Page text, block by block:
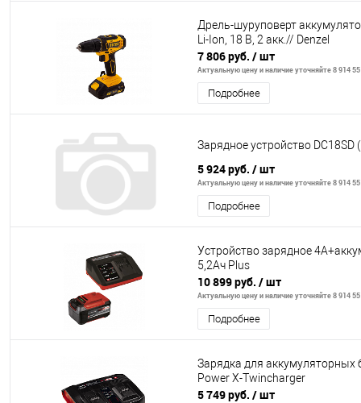
Дрель-шуруповерт
Li-Ion, 18 В, 2 акк.// Denzel
7 806 руб. / шт
Актуальную цену и наличие уточняйте 8 914
Подробнее
Зарядное устройство DC18SD
5 924 руб. / шт
Актуальную цену и наличие уточняйте 8 914
Подробнее
Устройство зарядное
5,2Aч Plus
10 899 руб. / шт
Актуальную цену и наличие уточняйте 8 914
Подробнее
Зарядка для аккумуляторных
Power X-Twincharger
5 749 руб. / шт